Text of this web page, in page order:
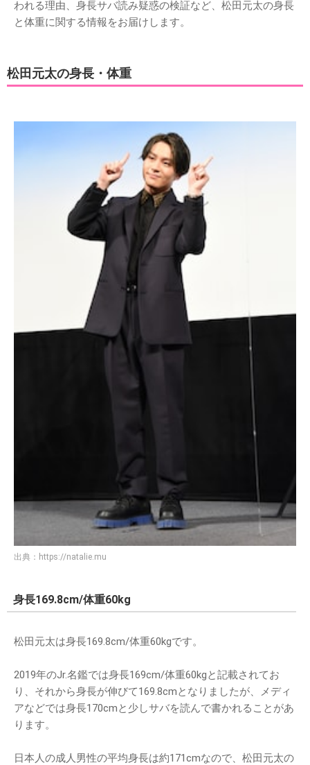
われる理由、身長サバ読み疑惑の検証など、松田元太の身長
と体重に関する情報をお届けします。
松田元太の身長・体重
出典： https://natalie.mu
身長169.8cm/体重60kg
松田元太は身長169.8cm/体重60kgです。
2019年のJr.名鑑では身長169cm/体重60kgと記載されてお
り、それから身長が伸びて169.8cmとなりましたが、メディ
アなどでは身長170cmと少しサバを読んで書かれることがあ
ります。
日本人の成人男性の平均身長は約171cmなので、松田元太の